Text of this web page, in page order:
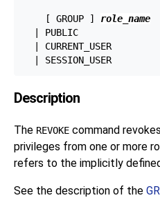
    [ GROUP ]
role_name
  | PUBLIC
  | CURRENT_USER
  | SESSION_USER
Description
The REVOKE command
privileges from one or more
refers to the implicitly
See the description of the